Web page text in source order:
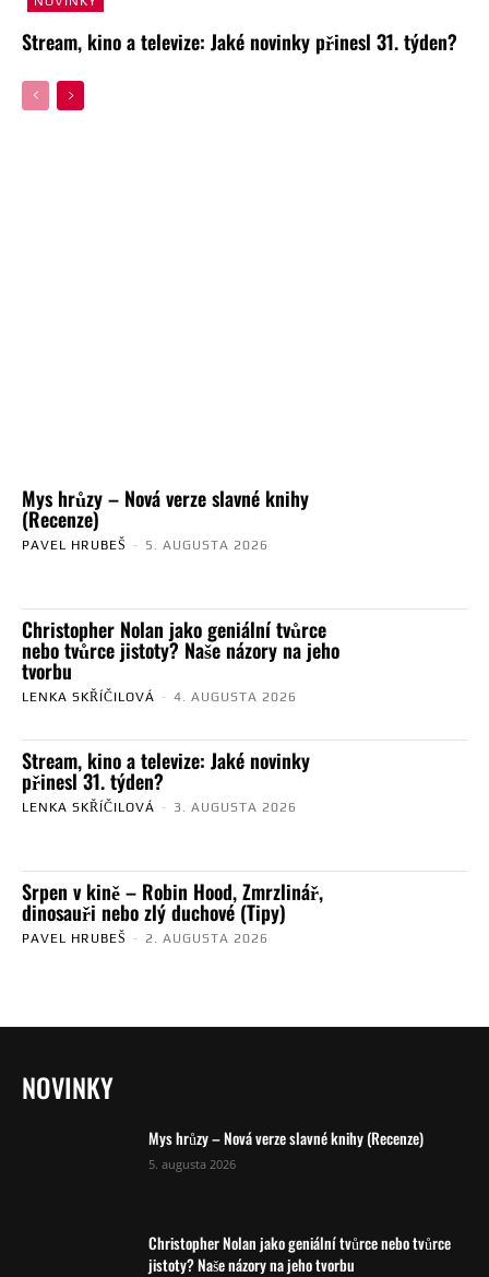
Stream, kino a televize: Jaké novinky přinesl 31. týden?
Mys hrůzy – Nová verze slavné knihy
(Recenze)
PAVEL HRUBEŠ - 5. AUGUSTA 2026
Christopher Nolan jako geniální tvůrce
nebo tvůrce jistoty? Naše názory na jeho
tvorbu
LENKA SKŘÍČILOVÁ - 4. AUGUSTA 2026
Stream, kino a televize: Jaké novinky
přinesl 31. týden?
LENKA SKŘÍČILOVÁ - 3. AUGUSTA 2026
Srpen v kině – Robin Hood, Zmrzlinář,
dinosauři nebo zlý duchové (Tipy)
PAVEL HRUBEŠ - 2. AUGUSTA 2026
NOVINKY
Mys hrůzy – Nová verze slavné knihy (Recenze)
5. augusta 2026
Christopher Nolan jako geniální tvůrce nebo tvůrce
jistoty? Naše názory na jeho tvorbu